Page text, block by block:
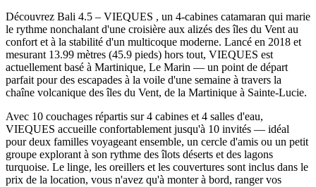
Découvrez Bali 4.5 – VIEQUES , un 4-cabines catamaran qui marie
le rythme nonchalant d'une croisière aux alizés des îles du Vent au
confort et à la stabilité d'un multicoque moderne. Lancé en 2018 et
mesurant 13.99 mètres (45.9 pieds) hors tout, VIEQUES est
actuellement basé à Martinique, Le Marin — un point de départ
parfait pour des escapades à la voile d'une semaine à travers la
chaîne volcanique des îles du Vent, de la Martinique à Sainte-Lucie.
Avec 10 couchages répartis sur 4 cabines et 4 salles d'eau,
VIEQUES accueille confortablement jusqu'à 10 invités — idéal
pour deux familles voyageant ensemble, un cercle d'amis ou un petit
groupe explorant à son rythme des îlots déserts et des lagons
turquoise. Le linge, les oreillers et les couvertures sont inclus dans le
prix de la location, vous n'avez qu'à monter à bord, ranger vos